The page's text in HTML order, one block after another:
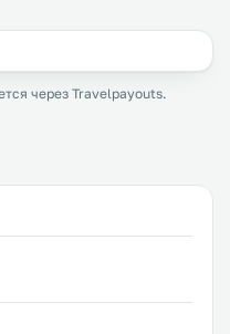
через Travelpayouts.